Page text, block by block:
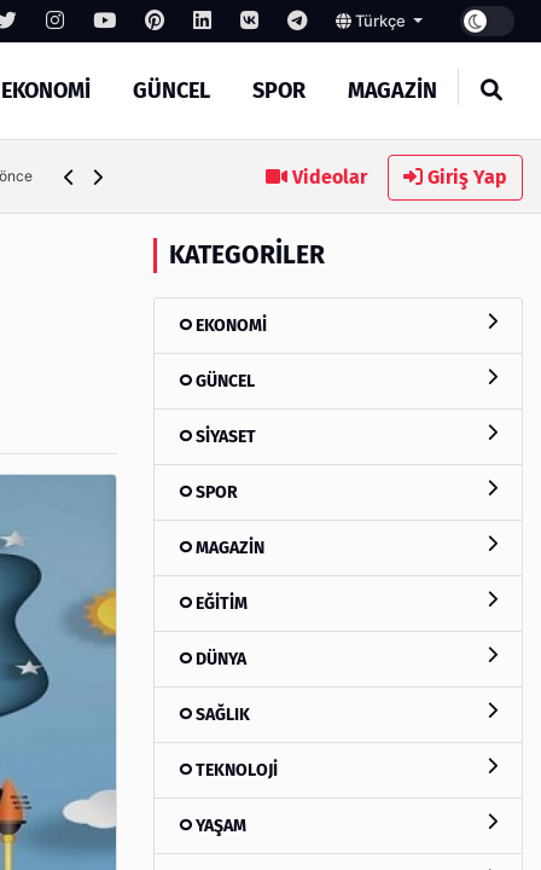
Türkçe
EKONOMİ GÜNCEL SPOR MAGAZİN
Videolar Giriş Yap
KATEGORILER
EKONOMİ
GÜNCEL
SİYASET
SPOR
MAGAZİN
EĞİTİM
DÜNYA
SAĞLIK
TEKNOLOJİ
YAŞAM